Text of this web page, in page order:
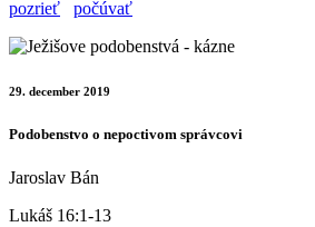
pozrieť
počúvať
29. december 2019
Podobenstvo o nepoctivom správcovi
Jaroslav Bán
Lukáš 16:1-13